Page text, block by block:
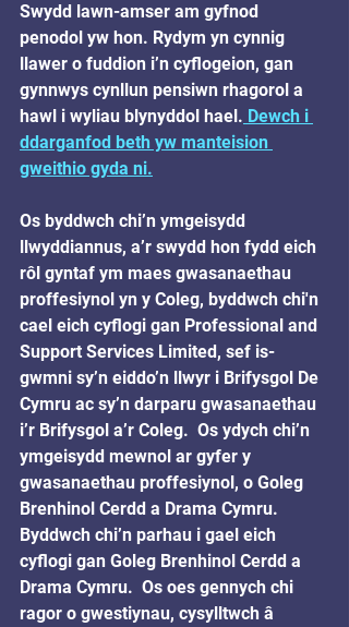
Swydd lawn-amser am gyfnod
penodol yw hon. Rydym yn cynnig
llawer o fuddion i’n cyflogeion, gan
gynnwys cynllun pensiwn rhagorol a
hawl i wyliau blynyddol hael. Dewch i
ddarganfod beth yw manteision
gweithio gyda ni.
Os byddwch chi’n ymgeisydd
llwyddiannus, a’r swydd hon fydd eich
rôl gyntaf ym maes gwasanaethau
proffesiynol yn y Coleg, byddwch chi'n
cael eich cyflogi gan Professional and
Support Services Limited, sef is-
gwmni sy’n eiddo’n llwyr i Brifysgol De
Cymru ac sy’n darparu gwasanaethau
i’r Brifysgol a’r Coleg.  Os ydych chi’n
ymgeisydd mewnol ar gyfer y
gwasanaethau proffesiynol, o Goleg
Brenhinol Cerdd a Drama Cymru.
Byddwch chi’n parhau i gael eich
cyflogi gan Goleg Brenhinol Cerdd a
Drama Cymru.  Os oes gennych chi
ragor o gwestiynau, cysylltwch â